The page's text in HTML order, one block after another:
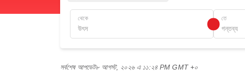
থেকে তে
সর্বশেষ আপডেট৮ আগস্ট, ২০২৬ এ ১১:২৪ PM GMT +০